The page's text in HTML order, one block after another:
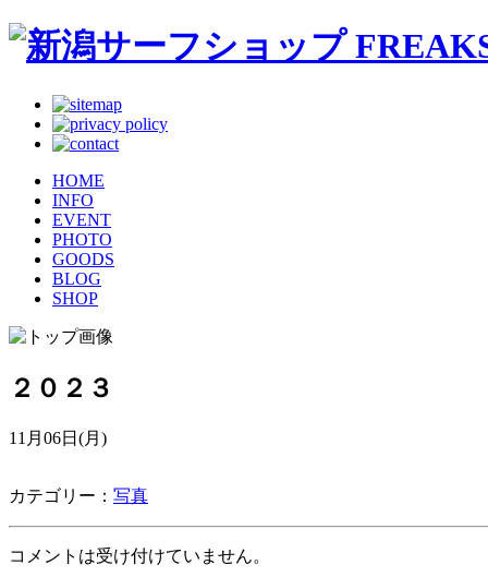
HOME
INFO
EVENT
PHOTO
GOODS
BLOG
SHOP
２０２３
11月06日(月)
カテゴリー： 写真
コメントは受け付けていません。